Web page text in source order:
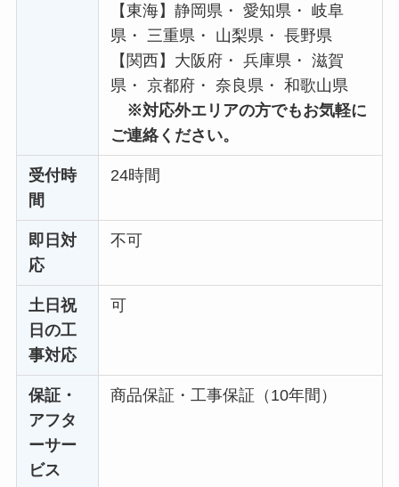
【東海】静岡県・ 愛知県・ 岐阜
県・ 三重県・ 山梨県・ 長野県
【関西】大阪府・ 兵庫県・ 滋賀
県・ 京都府・ 奈良県・ 和歌山県
※対応外エリアの方でもお気軽に
ご連絡ください。
受付時
間
24時間
即日対
応
不可
土日祝
日の工
事対応
可
保証・
アフタ
ーサー
ビス
商品保証・工事保証（10年間）